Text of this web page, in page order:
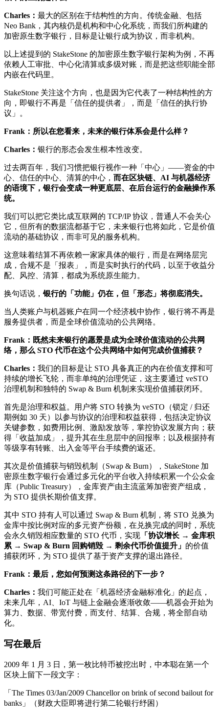
Charles： 最大的区别在于结构性的方向。传统金融、包括
Neo Bank，其内核仍是机构和中心化系统，而我们所构建的
加密原生数字银行，目标是让银行成为协议，而非机构。
以上述提到的 StakeStone 的加密原生数字银行架构为例，不再
依赖人工审批、中心化清算或多级对账，而是把这些职能全部
内嵌在代码里。
StakeStone 关注这个方向，也是因为它代表了一种结构性的方
向，即银行不再是「信任的提供者」，而是「信任的执行协
议」。
Frank：所以在您看来，未来的银行体系会是什么样？
Charles： 银行的形态会发生根本性改变。
过去两百年，我们习惯把银行视作一种「中心」——资金的中
心、信任的中心、清算的中心， 而在区块链、AI 与机器经济
的语境下，银行会变成一种更底层、在后台运行的金融操作系
统。
我们可以把它类比成互联网的 TCP/IP 协议，普通人不会关心
它，但所有的数据流都基于它，未来银行也将如此，它是价值
流动的基础协议，而非可见的服务机构。
这意味着结算不再依赖一家家具体的银行，而是在网络层完
成，合规不是「报表」，而是实时执行的代码，以至于收益分
配、风控、清算，都成为系统原生能力。
换句话说，银行的「功能」仍在，但「形态」将彻底消失。
当人类账户与机器账户在同一个经济栈中协作，银行将不再是
服务提供者，而是全球价值流动的公共网络。
Frank：既然未来银行的愿景是成为全球价值流动的公共网
络，那么 STO 代币在这个公共网络中如何完成价值捕获？
Charles： 我们的目标是让 STO 具备真正的内在价值支撑和可
持续的增长飞轮，而非单纯的治理凭证，这主要通过 veSTO
治理机制和独特的 Swap & Burn 机制来实现价值捕获闭环。
首先是治理和权益。用户将 STO 转换为 veSTO（锁定 / 归还
期例如 30 天）以参与协议的治理和权益获得，包括决定协议
关键参数，如费用比例、激励发放等，掌控协议发展方向；获
得「收益加成」，提升其在生息层中的回报率；以及根据持有
等级享有转账、出入金等平台手续费的返还。
其次是价值捕获与销毁机制（Swap & Burn），StakeStone 加
密原生数字银行会通过多元化的平台收入持续积累一个公众金
库（Public Treasury），金库资产由主流蓝筹加密资产组成，
为 STO 提供长期价值支撑。
其中 STO 持有人可以通过 Swap & Burn 机制，将 STO 兑换为
金库中按比例对应的多元资产份额，在兑换完成的同时，系统
会永久销毁相应数量的 STO 代币，实现 「协议增长 → 金库积
累 → Swap & Burn 回购销毁 → 剩余代币价值提升」 的价值
捕获闭环，为 STO 提供了基于资产支撑的退出路径。
Frank：最后，您如何预测这条路径的下一步？
Charles： 我们可能正处在「机器经济金融标准化」的起点，
未来几年，AI、IoT 与链上金融会逐渐收敛——机器会开始为
算力、数据、带宽付费，而支付、结算、合规，将全部自动
化。
写在最后
2009 年 1 月 3 日，第一枚比特币被挖出时，中本聪在第一个
区块上留下一段文字：
「The Times 03/Jan/2009 Chancellor on brink of second bailout for
banks」（财政大臣即将进行第二轮银行纾困）